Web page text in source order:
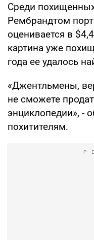
Среди
Рембрандтом
оценивается в
картина уже
года ее удалось
«Джентльмены,
не сможете
энциклопедии», -
похитителям.